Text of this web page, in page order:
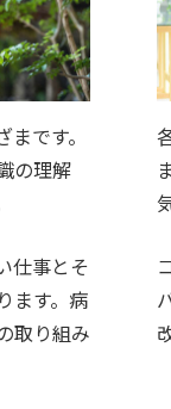
です。
の理解
仕事とそ
ます。病
取り組み